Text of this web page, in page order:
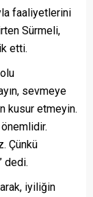
faaliyetlerini
Sürmeli,
etti.
sevmeye
kusur etmeyin.
Çünkü
dedi.
iyiliğin